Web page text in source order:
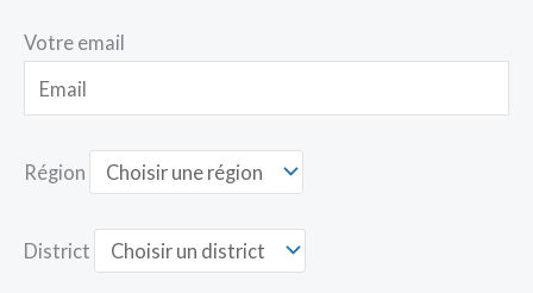
Votre email
Région
District